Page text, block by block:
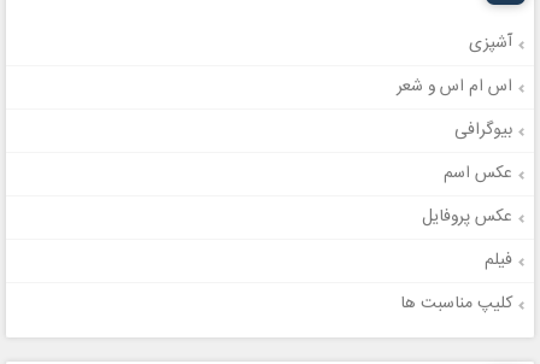
آشپزی
اس ام اس و شعر
بیوگرافی
عکس اسم
عکس پروفایل
فیلم
کلیپ مناسبت ها